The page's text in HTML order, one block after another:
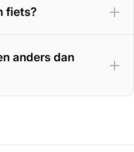
fiets?
anders dan